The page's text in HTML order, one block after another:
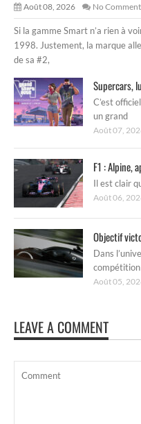
Août 08, 2026 No
Si la gamme Smart n’a rien à
1998. Justement, la marque
de sa #2,
Supercars,
C’est
un grand
Août 07,
F1 : Alpine,
Il est clair
Août 06,
Objectif
Dans
compétition
Août 05,
LEAVE A COMMENT